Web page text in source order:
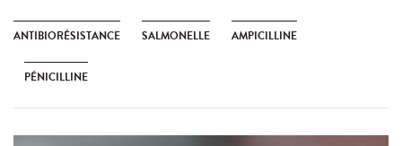
ANTIBIORÉSISTANCE SALMONELLE AMPICILLINE
PÉNICILLINE